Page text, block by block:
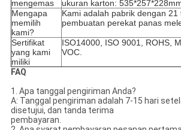
mengemas
ukuran karton:
Mengapa
memilih
kami?
Kami adalah pabrik dengan
pembuatan perekat panas
Sertifikat
yang kami
miliki
ISO14000, ISO 9001, ROHS,
VOC.
FAQ
1. Apa tanggal pengiriman Anda?
A: Tanggal pengiriman adalah 7-15 hari
disetujui, dan tanda terima
pembayaran.